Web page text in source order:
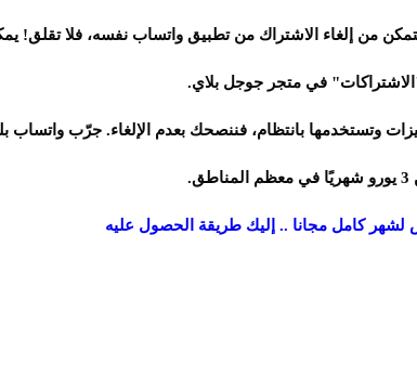
من إلغاء الاشتراك من تطبيق واتساب نفسه، فلا تقلق!
في متجر جوجل بلاي.
وتستخدمها بانتظام، فننصحك بعدم الإلغاء. جرّب
لشهر كامل مجانا .. إليك طريقة الحصول عليه